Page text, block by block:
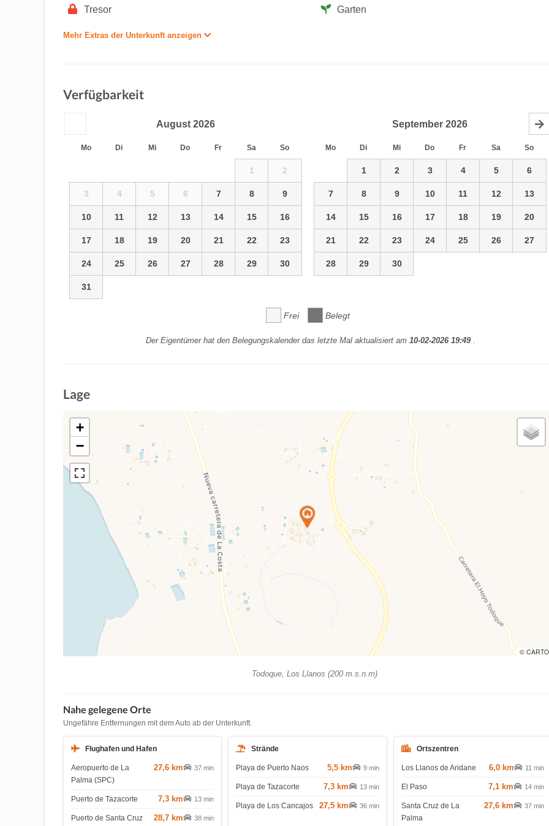
Tresor Garten
Mehr Extras der Unterkunft anzeigen
Verfügbarkeit
August 2026
Mo Di Mi Do Fr Sa So
1 2
3 4 5 6 7 8 9
10 11 12 13 14 15 16
17 18 19 20 21 22 23
24 25 26 27 28 29 30
31
September 2026
Mo Di Mi Do Fr Sa So
1 2 3 4 5 6
7 8 9 10 11 12 13
14 15 16 17 18 19 20
21 22 23 24 25 26 27
28 29 30
Frei Belegt
Der Eigentümer hat den Belegungskalender das letzte Mal aktualisiert am 10-02-2026 19:49 .
Lage
+
−
© CARTO
Todoque, Los Llanos (200 m.s.n.m)
Nahe gelegene Orte
Ungefähre Entfernungen mit dem Auto ab der Unterkunft.
Flughafen und Hafen
Aeropuerto de La
Palma (SPC)
27,6 km 37 min
Puerto de Tazacorte 7,3 km 13 min
Puerto de Santa Cruz
28,7 km 38 min
Strände
Playa de Puerto Naos 5,5 km 9 min
Playa de Tazacorte 7,3 km 13 min
Playa de Los Cancajos 27,5 km 36 min
Ortszentren
Los Llanos de Aridane 6,0 km 11 min
El Paso 7,1 km 14 min
Santa Cruz de La
Palma
27,6 km 37 min